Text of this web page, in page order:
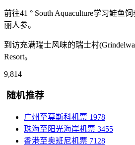
前往41 ° South Aquaculture学习鲑鱼
丽人参。
到访充满瑞士风味的瑞士村
Resort。
9,814
随机推荐
广州至莫斯科机票 1978
珠海至阳光海岸机票 3455
香港至奥班尼机票 7128